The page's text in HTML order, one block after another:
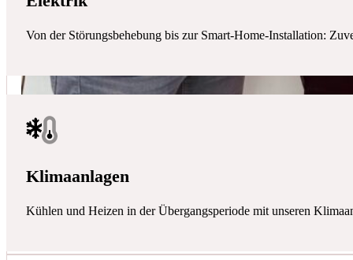
Von der Störungsbehebung bis zur Smart-Home-Installation:
Klimaanlagen
Kühlen und Heizen in der Übergangsperiode mit unseren